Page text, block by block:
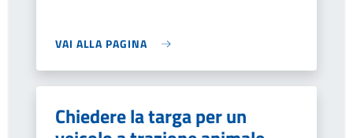
VAI ALLA PAGINA
Chiedere la targa per un